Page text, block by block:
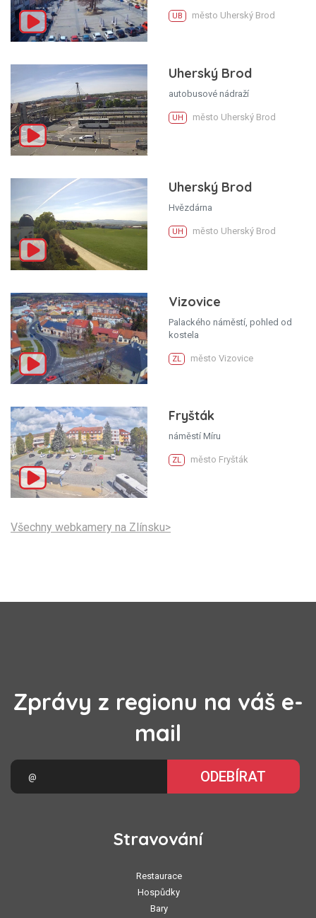
UB město Uherský Brod
Uherský Brod
autobusové nádraží
UH město Uherský Brod
Uherský Brod
Hvězdárna
UH město Uherský Brod
Vizovice
Palackého náměstí, pohled od
kostela
ZL město Vizovice
Fryšták
náměstí Míru
ZL město Fryšták
Všechny webkamery na Zlínsku>
Zprávy z regionu na váš e-
mail
ODEBÍRAT
Stravování
Restaurace
Hospůdky
Bary